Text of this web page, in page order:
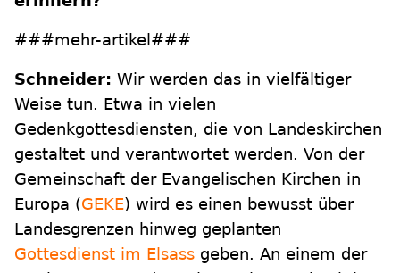
###mehr-artikel###
Schneider: Wir werden das in vielfältiger
Weise tun. Etwa in vielen
Gedenkgottesdiensten, die von Landeskirchen
gestaltet und verantwortet werden. Von der
Gemeinschaft der Evangelischen Kirchen in
Europa (GEKE) wird es einen bewusst über
Landesgrenzen hinweg geplanten
Gottesdienst im Elsass geben. An einem der